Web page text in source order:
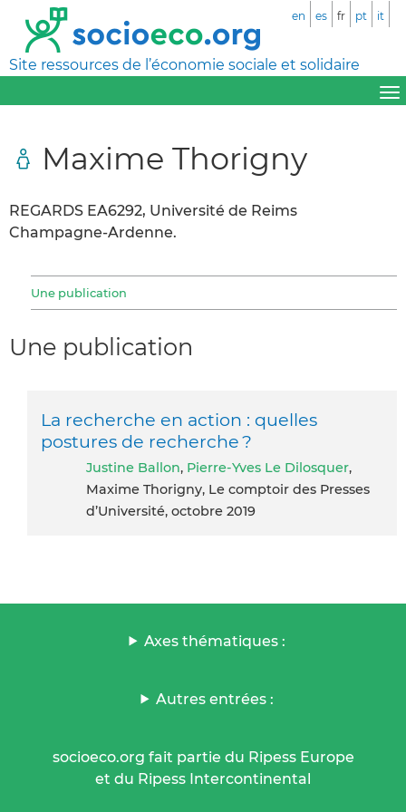
Site ressources de l’économie sociale et solidaire
en es fr pt it
Maxime Thorigny
REGARDS EA6292, Université de Reims
Champagne-Ardenne.
Une publication
Une publication
La recherche en action : quelles
postures de recherche ?
Justine Ballon, Pierre-Yves Le Dilosquer,
Maxime Thorigny, Le comptoir des Presses
d’Université, octobre 2019
Axes thématiques :
Autres entrées :
socioeco.org fait partie du Ripess Europe
et du Ripess Intercontinental